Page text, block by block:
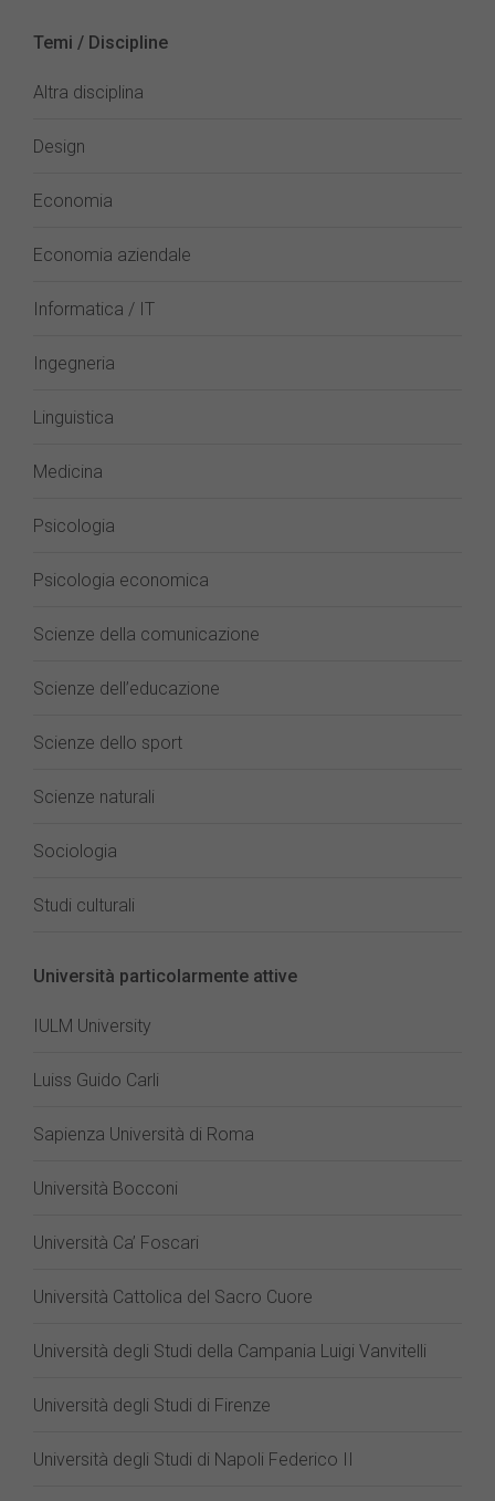
Temi / Discipline
Altra disciplina
Design
Economia
Economia aziendale
Informatica / IT
Ingegneria
Linguistica
Medicina
Psicologia
Psicologia economica
Scienze della comunicazione
Scienze dell’educazione
Scienze dello sport
Scienze naturali
Sociologia
Studi culturali
Università particolarmente attive
IULM University
Luiss Guido Carli
Sapienza Università di Roma
Università Bocconi
Università Ca’ Foscari
Università Cattolica del Sacro Cuore
Università degli Studi della Campania Luigi Vanvitelli
Università degli Studi di Firenze
Università degli Studi di Napoli Federico II